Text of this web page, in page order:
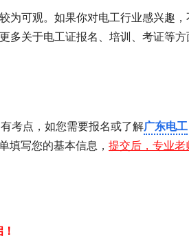
为可观。如果你对电工行业感兴趣，
多关于电工证报名、培训、考证等方
考点，如您需要 报名或了解广东电工
填写您的基本信息， 提交后，专业老